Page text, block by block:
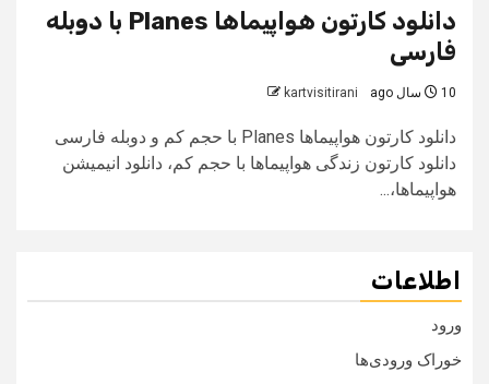
دانلود کارتون هواپیماها Planes با دوبله
فارسی
10 سال ago kartvisitirani
دانلود کارتون هواپیماها Planes با حجم کم و دوبله فارسی
دانلود کارتون زندگی هواپیماها با حجم کم، دانلود انیمیشن
هواپیماها،...
اطلاعات
ورود
خوراک ورودی‌ها